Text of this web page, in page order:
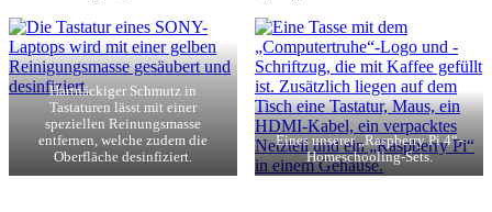
Hartnäckiger Schmutz in
Tastaturen lässt mit einer
speziellen Reinungsmasse
entfernen, welche zudem die
Oberfläche desinfiziert.
Eines unserer „Raspberry Pi 4“-
Homeschooling-Sets.